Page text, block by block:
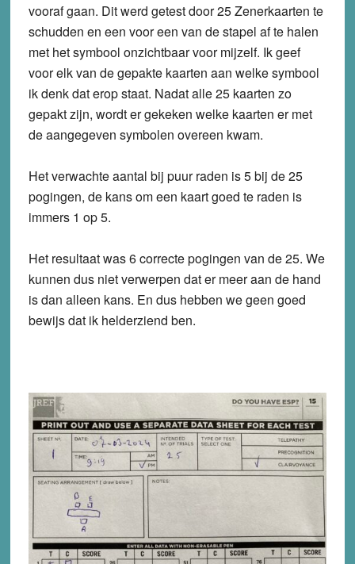
vooraf gaan. Dit werd getest door 25 Zenerkaarten te
schudden en een voor een van de stapel af te halen
met het symbool onzichtbaar voor mijzelf. Ik geef
voor elk van de gepakte kaarten aan welke symbool
ik denk dat erop staat. Nadat alle 25 kaarten zo
gepakt zijn, wordt er gekeken welke kaarten er met
de aangegeven symbolen overeen kwam.
Het verwachte aantal bij puur raden is 5 bij de 25
pogingen, de kans om een kaart goed te raden is
immers 1 op 5.
Het resultaat was 6 correcte pogingen van de 25. We
kunnen dus niet verwerpen dat er meer aan de hand
is dan alleen kans. En dus hebben we geen goed
bewijs dat ik helderziend ben.